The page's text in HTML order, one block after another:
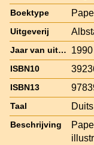
Boektype
Uitgeverij
Jaar van uitgave 1990
ISBN10
ISBN13
Taal Duits
Beschrijving